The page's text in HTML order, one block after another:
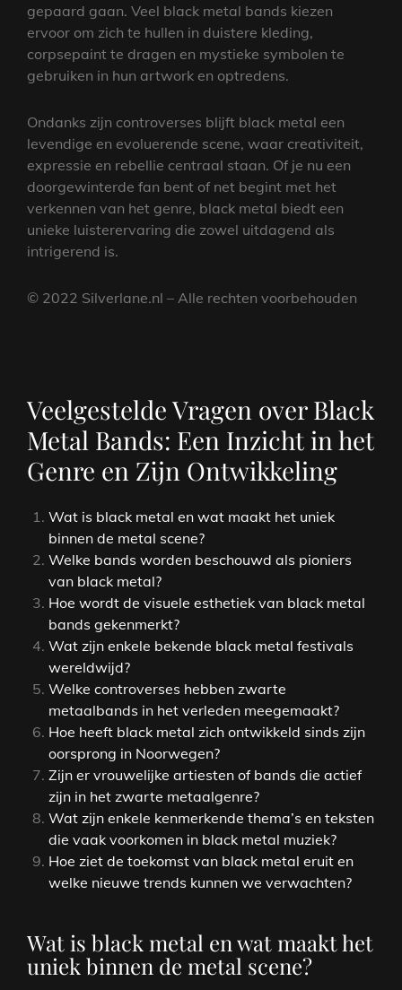
gepaard gaan. Veel black metal bands kiezen
ervoor om zich te hullen in duistere kleding,
corpsepaint te dragen en mystieke symbolen te
gebruiken in hun artwork en optredens.
Ondanks zijn controverses blijft black metal een
levendige en evoluerende scene, waar creativiteit,
expressie en rebellie centraal staan. Of je nu een
doorgewinterde fan bent of net begint met het
verkennen van het genre, black metal biedt een
unieke luisterervaring die zowel uitdagend als
intrigerend is.
© 2022 Silverlane.nl – Alle rechten voorbehouden
Veelgestelde Vragen over Black
Metal Bands: Een Inzicht in het
Genre en Zijn Ontwikkeling
Wat is black metal en wat maakt het uniek
binnen de metal scene?
Welke bands worden beschouwd als pioniers
van black metal?
Hoe wordt de visuele esthetiek van black metal
bands gekenmerkt?
Wat zijn enkele bekende black metal festivals
wereldwijd?
Welke controverses hebben zwarte
metaalbands in het verleden meegemaakt?
Hoe heeft black metal zich ontwikkeld sinds zijn
oorsprong in Noorwegen?
Zijn er vrouwelijke artiesten of bands die actief
zijn in het zwarte metaalgenre?
Wat zijn enkele kenmerkende thema’s en teksten
die vaak voorkomen in black metal muziek?
Hoe ziet de toekomst van black metal eruit en
welke nieuwe trends kunnen we verwachten?
Wat is black metal en wat maakt het
uniek binnen de metal scene?